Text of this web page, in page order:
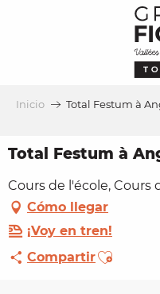
Inicio Total Festum à
Total Festum à
Cours de l'école, Cours
Cómo llegar
¡Voy en tren!
CompartirAjouter